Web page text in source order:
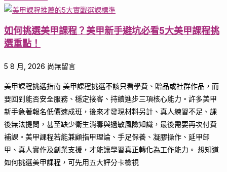
如何挑選美甲課程？美甲新手避坑必看5大美甲課程挑
選重點！
5 8 月, 2026 尚無留言
美甲課程挑選指南 美甲課程挑選不該只看學費、贈品或社群作品，而
要回到能否安全服務、穩定接客、持續進步三項核心能力。許多美甲
新手急著報名低價速成班，後來才發現材料另計、真人練習不足、課
後無法提問，甚至缺少衛生消毒與過敏風險知識，最後需要再次付費
補課。美甲課程若能兼顧指甲理論、手足保養、凝膠操作、延甲卸
甲、真人實作及創業支援，才能讓學習真正轉化為工作能力。 想知道
如何挑選美甲課程，可先用五大評分卡檢視